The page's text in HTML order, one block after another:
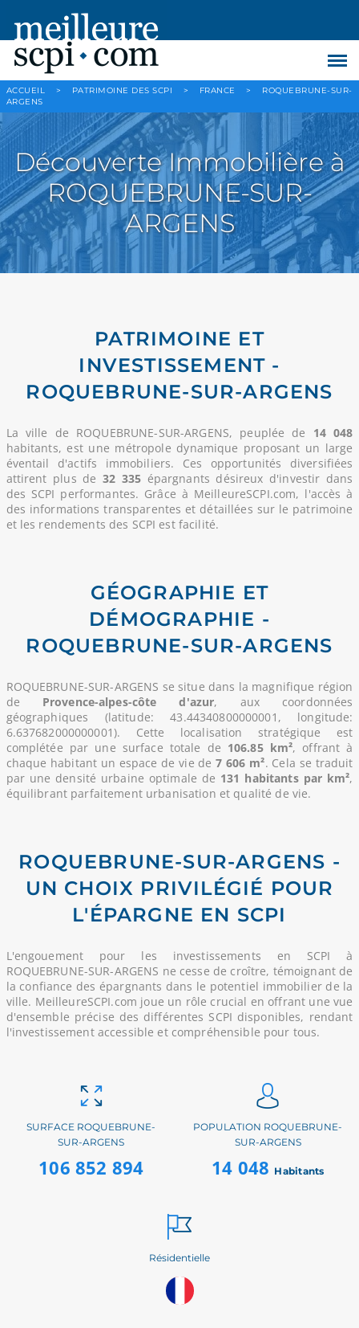
ACCUEIL > PATRIMOINE DES SCPI > FRANCE >
ROQUEBRUNE-SUR-
ARGENS
Découverte Immobilière à
ROQUEBRUNE-SUR-
ARGENS
PATRIMOINE ET
INVESTISSEMENT -
ROQUEBRUNE-SUR-ARGENS
La ville de ROQUEBRUNE-SUR-ARGENS, peuplée de 14 048
habitants, est une métropole dynamique proposant un large
éventail d'actifs immobiliers. Ces opportunités diversifiées
attirent plus de 32 335 épargnants désireux d'investir dans
des SCPI performantes. Grâce à MeilleureSCPI.com, l'accès à
des informations transparentes et détaillées sur le patrimoine
et les rendements des SCPI est facilité.
GÉOGRAPHIE ET
DÉMOGRAPHIE -
ROQUEBRUNE-SUR-ARGENS
ROQUEBRUNE-SUR-ARGENS se situe dans la magnifique région
de Provence-alpes-côte d'azur, aux coordonnées
géographiques (latitude: 43.44340800000001, longitude:
6.637682000000001). Cette localisation stratégique est
complétée par une surface totale de 106.85 km², offrant à
chaque habitant un espace de vie de7 606 m². Cela se traduit
par une densité urbaine optimale de 131 habitants par km²,
équilibrant parfaitement urbanisation et qualité de vie.
ROQUEBRUNE-SUR-ARGENS -
UN CHOIX PRIVILÉGIÉ POUR
L'ÉPARGNE EN SCPI
L'engouement pour les investissements en SCPI à
ROQUEBRUNE-SUR-ARGENS ne cesse de croître, témoignant de
la confiance des épargnants dans le potentiel immobilier de la
ville. MeilleureSCPI.com joue un rôle crucial en offrant une vue
d'ensemble précise des différentes SCPI disponibles, rendant
l'investissement accessible et compréhensible pour tous.
SURFACE ROQUEBRUNE-
SUR-ARGENS
106 852 894
POPULATION ROQUEBRUNE-
SUR-ARGENS
14 048 Habitants
Résidentielle